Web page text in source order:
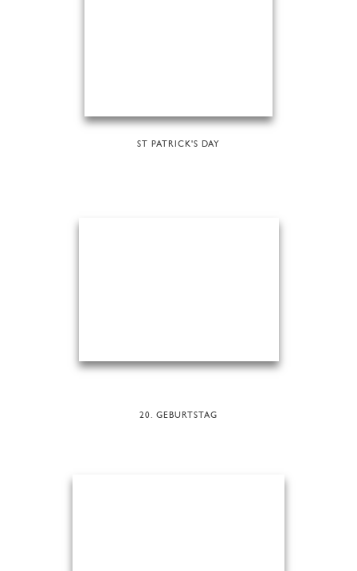
ST PATRICK'S DAY
20. GEBURTSTAG